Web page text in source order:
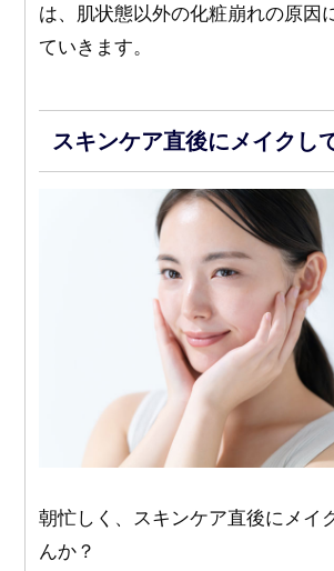
は、肌状態以外の化粧崩れの原因
ていきます。
スキンケア直後にメイクし
朝忙しく、スキンケア直後にメイ
んか？